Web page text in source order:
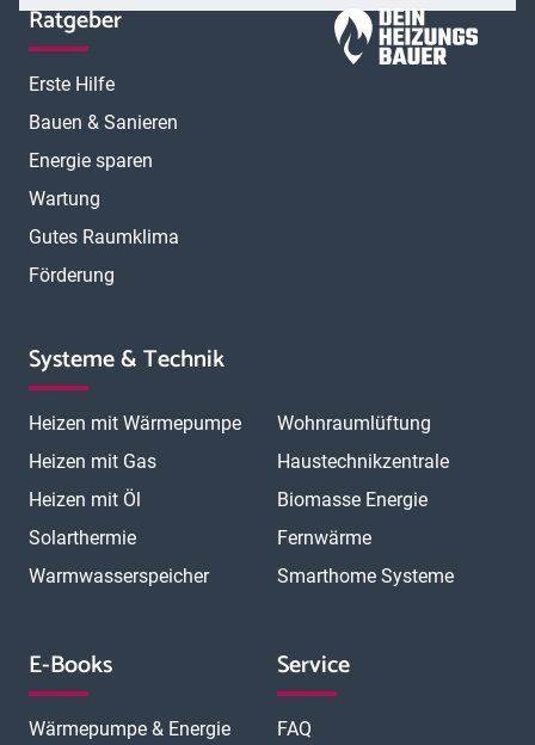
Ratgeber
Erste Hilfe
Bauen & Sanieren
Energie sparen
Wartung
Gutes Raumklima
Förderung
Systeme & Technik
Heizen mit Wärmepumpe
Heizen mit Gas
Heizen mit Öl
Solarthermie
Warmwasserspeicher
Wohnraumlüftung
Haustechnikzentrale
Biomasse Energie
Fernwärme
Smarthome Systeme
E-Books
Wärmepumpe & Energie
Service
FAQ